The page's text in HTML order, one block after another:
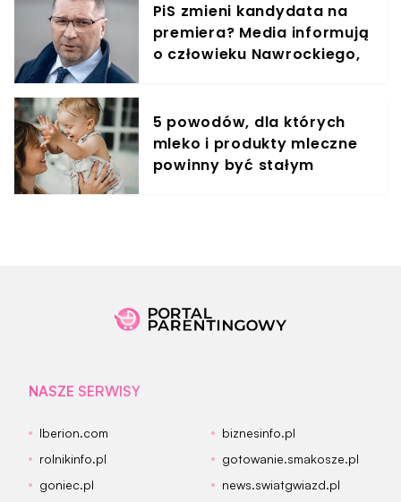
PiS zmieni kandydata na
premiera? Media informują
o człowieku Nawrockiego,
5 powodów, dla których
mleko i produkty mleczne
powinny być stałym
NASZE SERWISY
Iberion.com
biznesinfo.pl
rolnikinfo.pl
gotowanie.smakosze.pl
goniec.pl
news.swiatgwiazd.pl